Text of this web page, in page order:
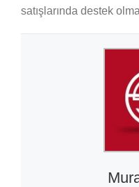
satışlarında destek